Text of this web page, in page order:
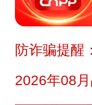
防诈骗提醒
2026年08